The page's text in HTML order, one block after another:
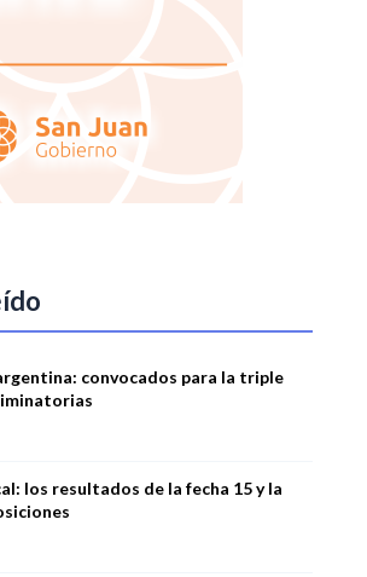
convocados para la triple
los resultados de la fecha 15 y la